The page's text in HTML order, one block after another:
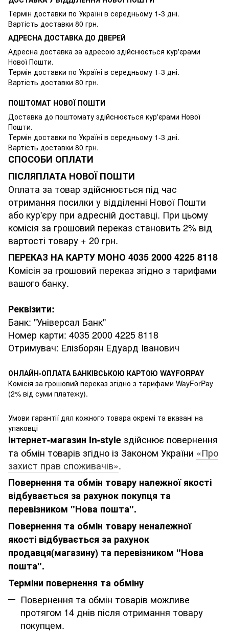
Термін доставки по Україні в середньому 1-3 дні.
Вартість доставки 80 грн.
АДРЕСНА ДОСТАВКА ДО ДВЕРЕЙ
Адресна доставка за адресою здійснюється кур'єрами
Нової Пошти.
Термін доставки по Україні в середньому 1-3 дні.
Вартість доставки 80 грн.
ПОШТОМАТ НОВОЇ ПОШТИ
Доставка до поштомату здійснюється кур'єрами Нової
Пошти.
Термін доставки по Україні в середньому 1-3 дні.
Вартість доставки 80 грн.
СПОСОБИ ОПЛАТИ
ПІСЛЯПЛАТА НОВОЇ ПОШТИ
Оплата за товар здійснюється під час
отримання посилки у відділенні Нової Пошти
або кур'єру при адресній доставці. При цьому
комісія за грошовий переказ становить 2% від
вартості товару + 20 грн.
ПЕРЕКАЗ НА КАРТУ МОНО 4035 2000 4225 8118
Комісія за грошовий переказ згідно з тарифами
вашого банку.
Реквізити:
Банк: "Універсал Банк"
Номер карти: 4035 2000 4225 8118
Отримувач: Елізборян Едуард Іванович
ОНЛАЙН-ОПЛАТА БАНКІВСЬКОЮ КАРТОЮ WAYFORPAY
Комісія за грошовий переказ згідно з тарифами WayForPay
(2% від суми платежу).
Умови гарантії дял кожного товара окремі та вказані на
упаковці
Інтернет-магазин In-style здійснює повернення
та обмін товарів згідно із Законом України «Про
захист прав споживачів».
Повернення та обмін товару належної якості
відбувається за рахунок покупця та
перевізником "Нова пошта".
Повернення та обмін товару неналежної
якості відбувається за рахунок
продавця(магазину) та перевізником "Нова
пошта".
Терміни повернення та обміну
Повернення та обмін товарів можливе
протягом 14 днів після отримання товару
покупцем.